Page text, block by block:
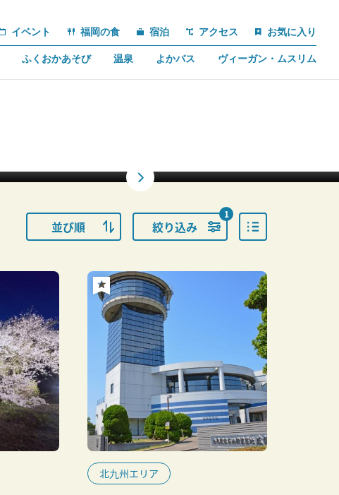
イベント 福岡の食 宿泊 アクセス お気に入り
ふくおかあそび 温泉 よかバス ヴィーガン・ムスリム
並び順 絞り込み
1
北九州エリア